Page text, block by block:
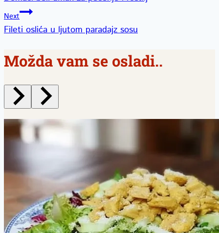
članka
Next
Fileti oslića u ljutom paradajz sosu
Možda vam se osladi..